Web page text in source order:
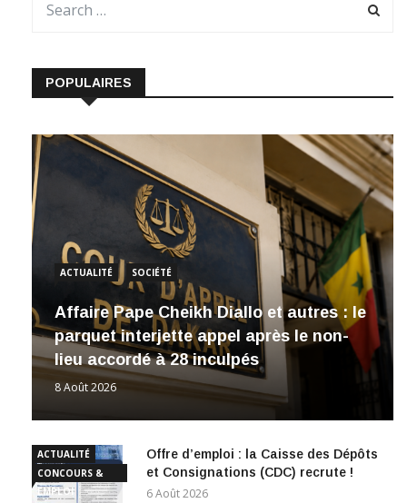
POPULAIRES
ACTUALITÉ SOCIÉTÉ
Affaire Pape Cheikh Diallo et autres : le
parquet interjette appel après le non-
lieu accordé à 28 inculpés
8 Août 2026
ACTUALITÉ
CONCOURS &
EMPLOI
Offre d’emploi : la Caisse des Dépôts
et Consignations (CDC) recrute !
6 Août 2026